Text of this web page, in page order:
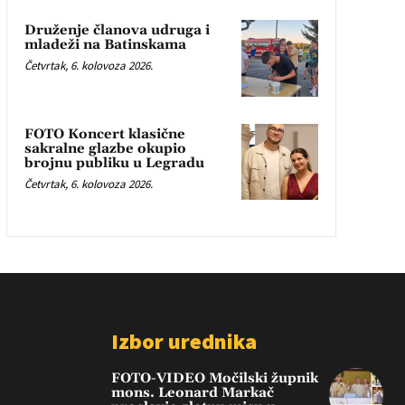
Druženje članova udruga i
mladeži na Batinskama
Četvrtak, 6. kolovoza 2026.
FOTO Koncert klasične
sakralne glazbe okupio
brojnu publiku u Legradu
Četvrtak, 6. kolovoza 2026.
Izbor urednika
FOTO-VIDEO Močilski župnik
mons. Leonard Markač